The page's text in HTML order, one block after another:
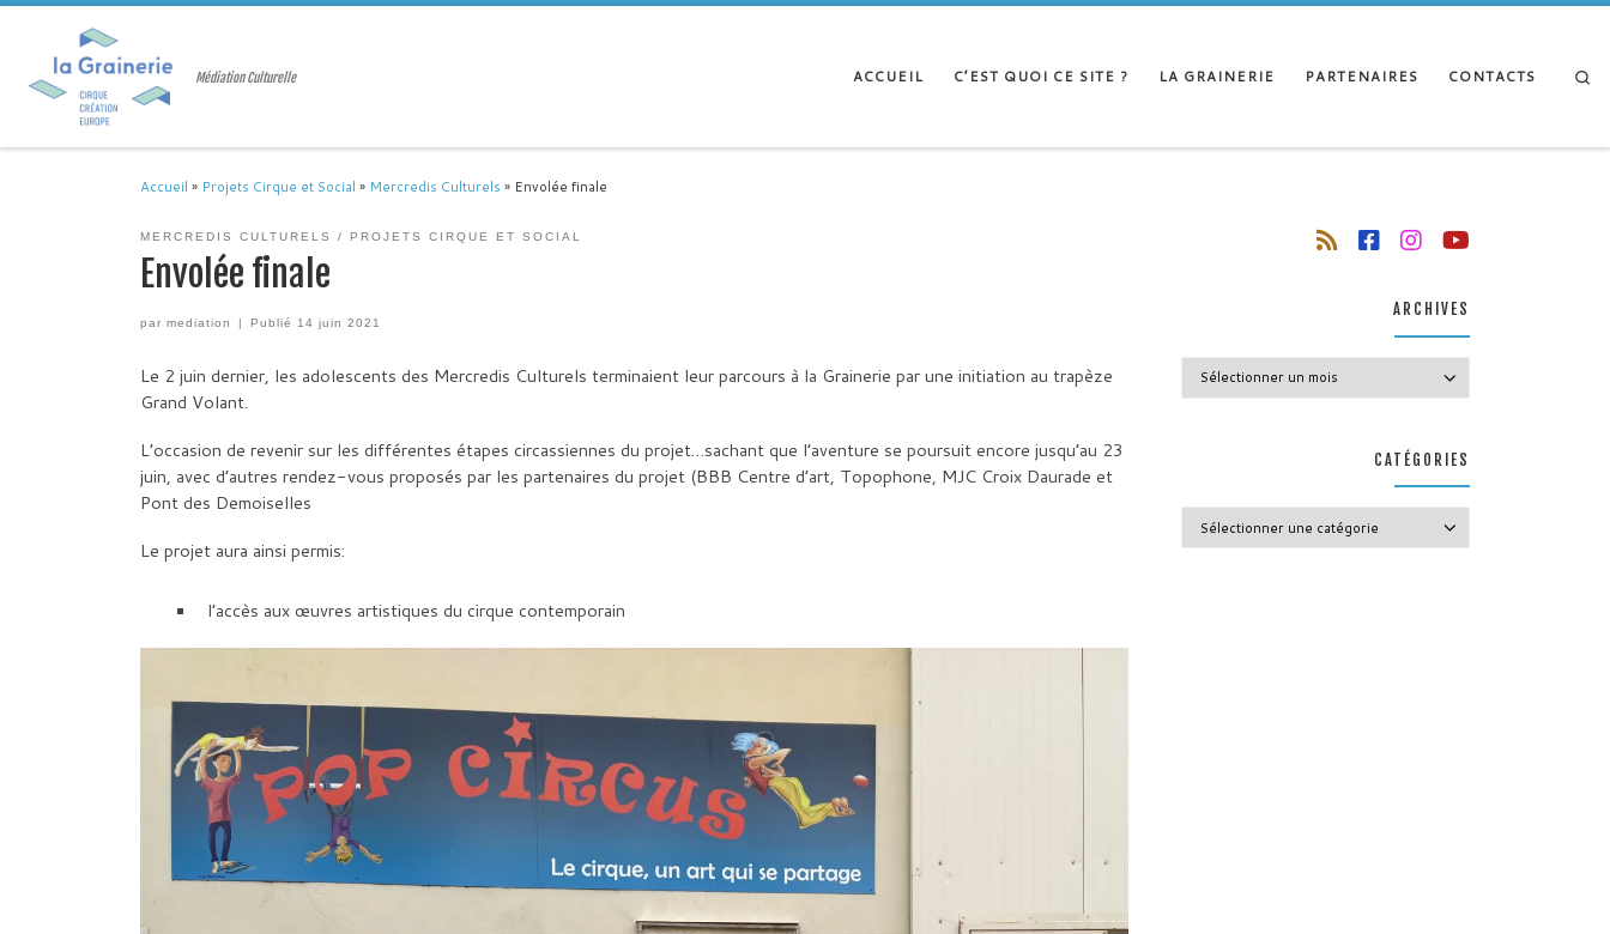
Passer au contenu
Médiation Culturelle ACCUEIL C’EST QUOI CE SITE ? LA GRAINERIE PARTENAIRES CONTACTS
Accueil » Projets Cirque et Social » Mercredis Culturels » Envolée finale
MERCREDIS CULTURELS PROJETS CIRQUE ET SOCIAL
Envolée finale
par mediation | Publié 14 juin 2021
Le 2 juin dernier, les adolescents des Mercredis Culturels terminaient leur parcours à la Grainerie par une initiation au trapèze
Grand Volant.
L’occasion de revenir sur les différentes étapes circassiennes du projet…sachant que l’aventure se poursuit encore jusqu’au 23
juin, avec d’autres rendez-vous proposés par les partenaires du projet (BBB Centre d’art, Topophone, MJC Croix Daurade et
Pont des Demoiselles
Le projet aura ainsi permis:
l’accès aux œuvres artistiques du cirque contemporain
ARCHIVES
CATÉGORIES